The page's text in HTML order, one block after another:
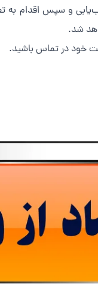
و سپس اقدام
شد.
خود در تماس باشید.